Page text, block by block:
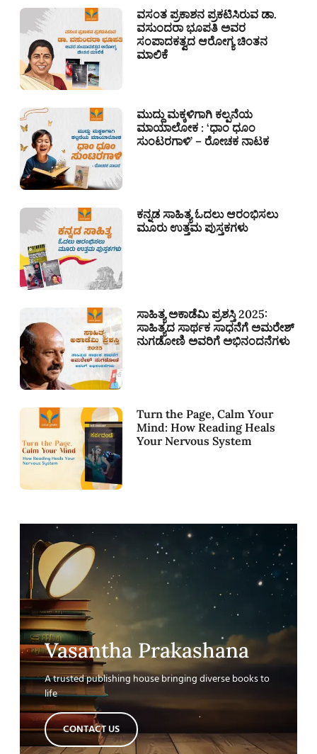
ವಸಂತ ಪ್ರಕಾಶನ ಪ್ರಕಟಿಸಿರುವ ಡಾ.
ವಸುಂದರಾ ಭೂಪತಿ ಅವರ
ಸಂಪಾದಕತ್ವದ ಆರೋಗ್ಯ ಚಿಂತನ
ಮಾಲಿಕೆ
ಮುದ್ದು ಮಕ್ಕಳಿಗಾಗಿ ಕಲ್ಪನೆಯ
ಮಾಯಾಲೋಕ : ‘ಧಾಂ ಧೂಂ
ಸುಂಟರಗಾಳಿ’ – ರೋಚಕ ನಾಟಕ
ಕನ್ನಡ ಸಾಹಿತ್ಯ ಓದಲು ಆರಂಭಿಸಲು
ಮೂರು ಉತ್ತಮ ಪುಸ್ತಕಗಳು
ಸಾಹಿತ್ಯ ಅಕಾಡೆಮಿ ಪ್ರಶಸ್ತಿ 2025:
ಸಾಹಿತ್ಯದ ಸಾರ್ಥಕ ಸಾಧನೆಗೆ ಅಮರೇಶ್
ನುಗಡೋಣಿ ಅವರಿಗೆ ಅಭಿನಂದನೆಗಳು
Turn the Page, Calm Your
Mind: How Reading Heals
Your Nervous System
Vasantha Prakashana
A trusted publishing house bringing diverse books to
life
CONTACT US